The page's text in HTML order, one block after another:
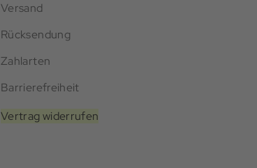
Versand
Rücksendung
Zahlarten
Barrierefreiheit
Vertrag widerrufen